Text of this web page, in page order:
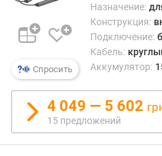
о
т
а
Г
ц
)
ч
у
Спросить
Назначение:
Конструкция:
Подключение:
Кабель:
Аккумулятор:
4 049 — 5 602
15 предложений